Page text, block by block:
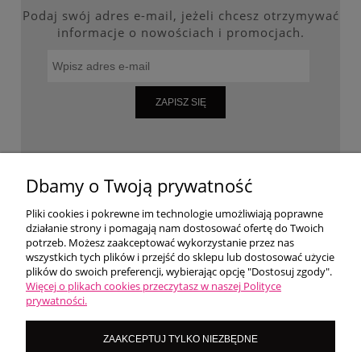
Podaj swój adres e-mail, jeżeli chcesz otrzymywać
informacje o nowościach i promocjach.
ZAPISZ SIĘ
WARUNKI ZAKUPÓW
MOJE KONTO
O NAS
LoversNails Paulina Wiktorowicz | Brzozowa 7, 05-300 Targówka, woj
Dbamy o Twoją prywatność
Pliki cookies i pokrewne im technologie umożliwiają poprawne
działanie strony i pomagają nam dostosować ofertę do Twoich
potrzeb. Możesz zaakceptować wykorzystanie przez nas
wszystkich tych plików i przejść do sklepu lub dostosować użycie
plików do swoich preferencji, wybierając opcję "Dostosuj zgody".
Więcej o plikach cookies przeczytasz w naszej Polityce
prywatności.
ZAAKCEPTUJ TYLKO NIEZBĘDNE